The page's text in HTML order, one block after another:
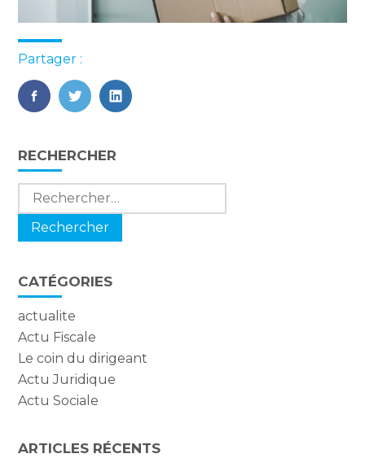
Partager :
FaceBook
TwitterLinkedIn
Blog
sidebar
RECHERCHER
Rechercher :
CATÉGORIES
actualite
Actu Fiscale
Le coin du dirigeant
Actu Juridique
Actu Sociale
ARTICLES RÉCENTS